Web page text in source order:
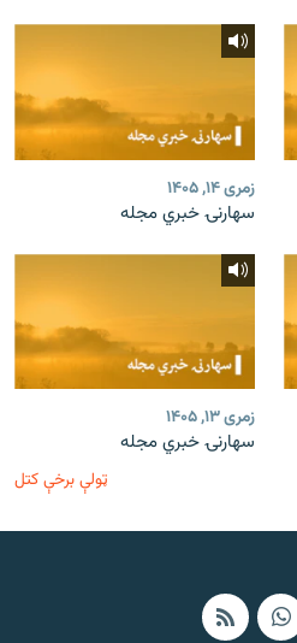
زمری ۱۴, ۱۴۰۵
سهارنۍ خبري مجله
زمری ۱۳, ۱۴۰۵
سهارنۍ خبري مجله
ټولې برخې کتل